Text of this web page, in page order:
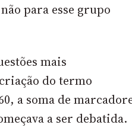
para esse grupo
mais
do termo
a soma de
a ser debatida.